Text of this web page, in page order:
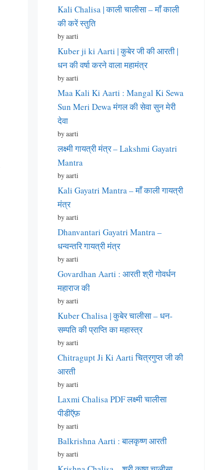
Kali Chalisa | काली चालीसा – माँ काली
की करें स्तुति
by aarti
Kuber ji ki Aarti | कुबेर जी की आरती |
धन की वर्षा करने वाला महामंत्र
by aarti
Maa Kali Ki Aarti : Mangal Ki Sewa
Sun Meri Dewa मंगल की सेवा सुन मेरी
देवा
by aarti
लक्ष्मी गायत्री मंत्र – Lakshmi Gayatri
Mantra
by aarti
Kali Gayatri Mantra – माँ काली गायत्री
मंत्र
by aarti
Dhanvantari Gayatri Mantra –
धन्वन्तरि गायत्री मंत्र
by aarti
Govardhan Aarti : आरती श्री गोवर्धन
महाराज की
by aarti
Kuber Chalisa | कुबेर चालीसा – धन-
सम्पति की प्राप्ति का महास्त्र
by aarti
Chitragupt Ji Ki Aarti चित्रगुप्त जी की
आरती
by aarti
Laxmi Chalisa PDF लक्ष्मी चालीसा
पीडीऍफ़
by aarti
Balkrishna Aarti : बालकृष्ण आरती
by aarti